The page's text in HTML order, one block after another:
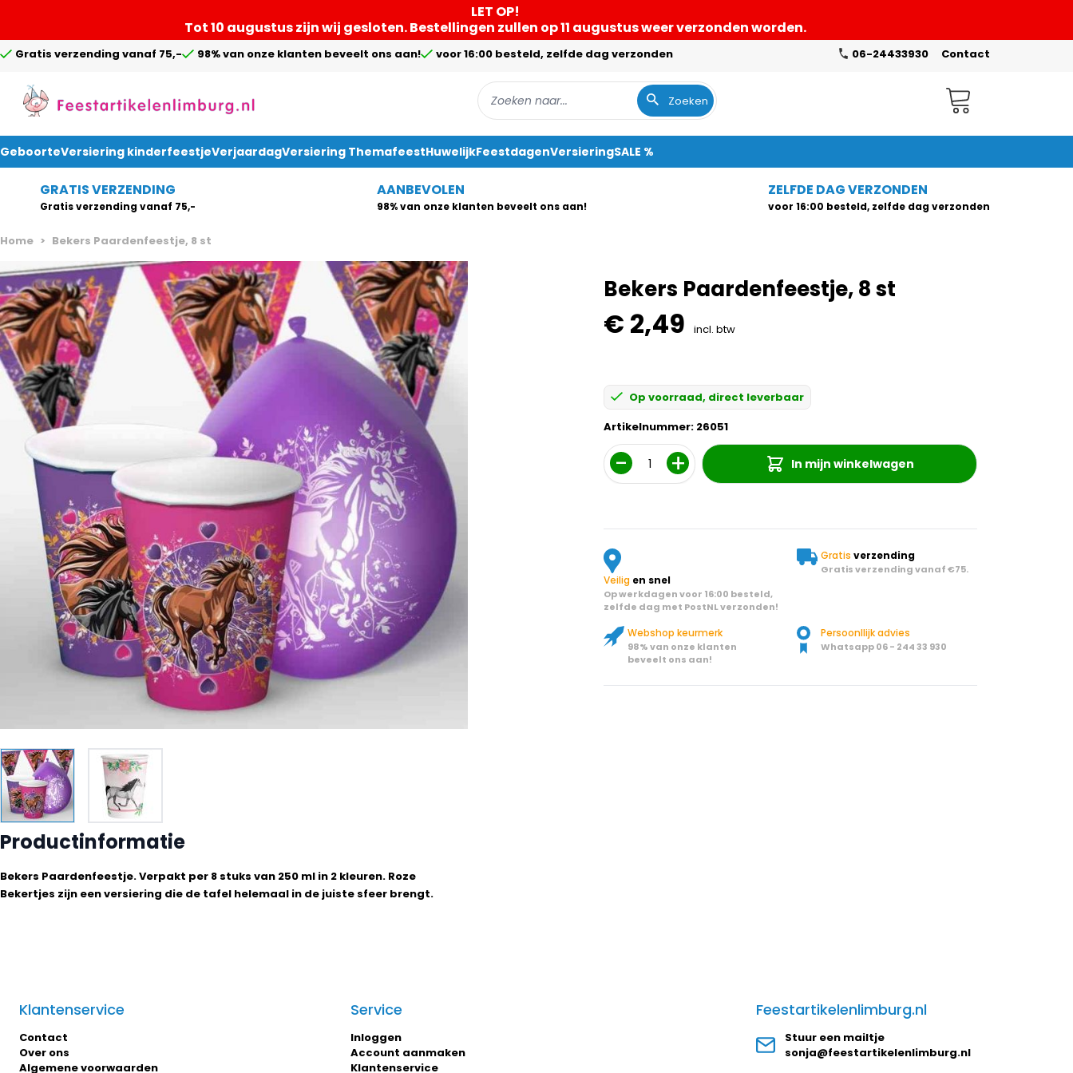
LET OP!
Tot 10 augustus zijn wij gesloten. Bestellingen zullen op 11 augustus weer verzonden worden.
Gratis verzending vanaf 75,- 98% van onze klanten beveelt ons aan! voor 16:00 besteld, zelfde dag verzonden 06-24433930 Contact
Zoeken Winkelwagen
GeboorteVersiering kinderfeestjeVerjaardagVersiering ThemafeestHuwelijkFeestdagenVersieringSALE %
GRATIS VERZENDING
Gratis verzending vanaf 75,-
AANBEVOLEN
98% van onze klanten beveelt ons aan!
ZELFDE DAG VERZONDEN
voor 16:00 besteld, zelfde dag verzonden
Home > Bekers Paardenfeestje, 8 st
Bekers Paardenfeestje, 8 st
€ 2,49 incl. btw
Op voorraad, direct leverbaar
Artikelnummer: 26051
Aantal
In mijn winkelwagen
Veilig en snel
Op werkdagen voor 16:00 besteld,
zelfde dag met PostNL verzonden!
Gratis verzending
Gratis verzending vanaf €75.
Webshop keurmerk
98% van onze klanten
beveelt ons aan!
Persoonllijk advies
Whatsapp 06 - 244 33 930
Productinformatie
Bekers Paardenfeestje. Verpakt per 8 stuks van 250 ml in 2 kleuren. Roze
Bekertjes zijn een versiering die de tafel helemaal in de juiste sfeer brengt.
Klantenservice
Contact
Over ons
Algemene voorwaarden
Service
Inloggen
Account aanmaken
Klantenservice
Feestartikelenlimburg.nl
Stuur een mailtje
sonja@feestartikelenlimburg.nl